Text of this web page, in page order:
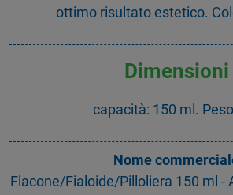
ottimo risultato estetico.
Dimensioni
capacità: 150 ml.
Nome
Flacone/Fialoide/Pilloliera 150 ml -